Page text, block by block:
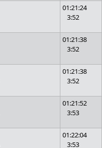
01:21:24
3:52
01:21:38
3:52
01:21:38
3:52
01:21:52
3:53
01:22:04
3:53